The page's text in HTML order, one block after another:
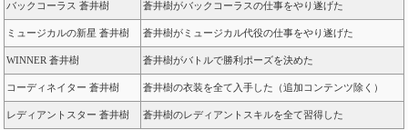
バックコーラス 蒼井樹 蒼井樹がバックコーラスの仕事をやり遂げた
ミュージカルの新星 蒼井樹 蒼井樹がミュージカル代役の仕事をやり遂げた
WINNER 蒼井樹 蒼井樹がバトルで勝利ポーズを決めた
コーディネイター 蒼井樹 蒼井樹の衣装を全て入手した（追加コンテンツ除く）
レディアントスター 蒼井樹 蒼井樹のレディアントスキルを全て習得した